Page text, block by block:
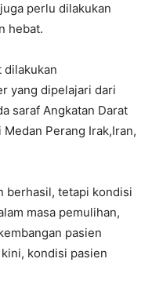
perlu dilakukan
hebat.
dilakukan
yang dipelajari dari
saraf Angkatan Darat
Perang Irak,Iran,
berhasil, tetapi kondisi
masa pemulihan,
pasien
kondisi pasien